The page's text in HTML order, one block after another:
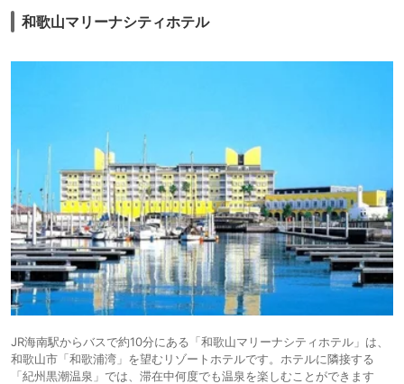
和歌山マリーナシティホテル
JR海南駅からバスで約10分にある「和歌山マリーナシティホテル」は、
和歌山市「和歌浦湾」を望むリゾートホテルです。ホテルに隣接する
「紀州黒潮温泉」では、滞在中何度でも温泉を楽しむことができます